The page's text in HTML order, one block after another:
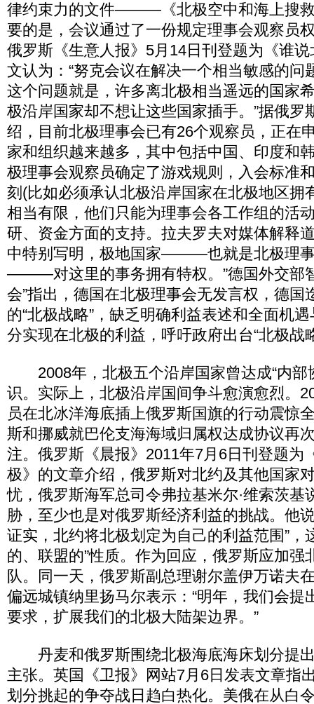
律约束力的文件———《北极空中和海上搜
要的是，会议通过了一份规定理事会观察员
俄罗斯《生意人报》5月14日刊登题为《谁
文认为：“努克会议在解决一个相当敏感的问
这个问题就是，许多离北极相当遥远的国家
极沿岸国家却不想让这些国家插手。”据俄罗
绍，目前北极理事会已有26个观察员，正在
家和组织越来越多，其中包括中国、印度和
极理事会观察员确定了游戏规则，入会标准
刻(比如必须承认北极沿岸国家在北极地区拥
相当有限，他们只能为理事会各工作组的活
研、资金方面的支持。拉夫罗夫对媒体解释
中特别写明，极地国家———也就是北极理
———对这里的事务拥有特权。”德国外交部
会”指出，德国在北极理事会无发言权，德国
的“北极战略”，缺乏明确利益表述和全面机
分实现在北极的利益，呼吁政府出台“北极战
2008年，北极五个沿岸国家曾达成“内部
识。实际上，北极沿岸国间争斗愈演愈烈。
员在北冰洋海底插上俄罗斯国旗的行动震惊
斯和挪威就巴伦支海海域归属权达成协议再
注。俄罗斯《晨报》2011年7月6日刊登题为
极》的文章介绍，俄罗斯对北约及其他国家
忧，俄罗斯海军总司令弗拉基米尔·维索茨基
胁，至少也是对俄罗斯经济利益的挑战。他
证实，北约将北极划定为自己的利益范围”，
的、联盟的”性质。作为回应，俄罗斯应加强
队。同一天，俄罗斯副总理谢尔盖伊万诺夫
偏远城镇纳里扬马尔表示：“明年，我们会提
要求，扩展我们的北极大陆架边界。”
丹麦和俄罗斯围绕北极海底海床划分提
主张。英国《卫报》网站7月6日发表文章指
划分挑起的争夺战日趋白热化。美俄在从白